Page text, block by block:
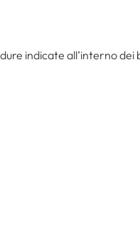
indicate all’interno dei